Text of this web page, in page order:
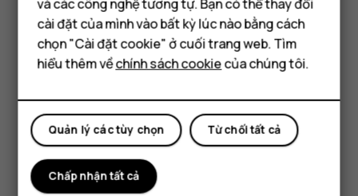
Điện thoại phổ thông
Máy tính bảng
Chạm vào Cài đặt >Mạng & Internet Mạng di độngvà tắt
Chuyển vùng.
Bạn tìm được thông tin hữu ích không?
Có Không
và các công nghệ tương tự. Bạn có thể thay đổi
cài đặt của mình vào bất kỳ lúc nào bằng cách
chọn "Cài đặt cookie" ở cuối trang web. Tìm
hiểu thêm vềchính sách cookiecủa chúng tôi.
Từ chối tất cả
Quản lý các tùy chọn
Chấp nhận tất cả